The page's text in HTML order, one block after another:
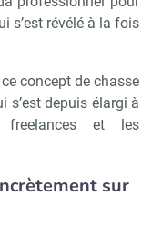
s’est révélé à la fois
concept de chasse
s’est depuis élargi à
freelances et les
sur